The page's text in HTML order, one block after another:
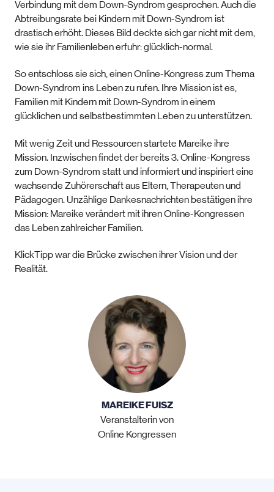
Verbindung mit dem Down-Syndrom gesprochen. Auch die
Abtreibungsrate bei Kindern mit Down-Syndrom ist
drastisch erhöht. Dieses Bild deckte sich gar nicht mit dem,
wie sie ihr Familienleben erfuhr: glücklich-normal.
So entschloss sie sich, einen Online-Kongress zum Thema
Down-Syndrom ins Leben zu rufen. Ihre Mission ist es,
Familien mit Kindern mit Down-Syndrom in einem
glücklichen und selbstbestimmten Leben zu unterstützen.
Mit wenig Zeit und Ressourcen startete Mareike ihre
Mission. Inzwischen findet der bereits 3. Online-Kongress
zum Down-Syndrom statt und informiert und inspiriert eine
wachsende Zuhörerschaft aus Eltern, Therapeuten und
Pädagogen. Unzählige Dankesnachrichten bestätigen ihre
Mission: Mareike verändert mit ihren Online-Kongressen
das Leben zahlreicher Familien.
KlickTipp war die Brücke zwischen ihrer Vision und der
Realität.
MAREIKE FUISZ
Veranstalterin von
Online Kongressen